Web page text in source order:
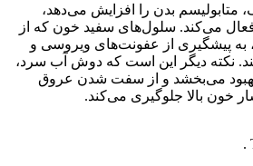
بدن را افزایش می‌دهد،
می‌کند. سلول‌های سفید خون که از
به پیشگیری از عفونت‌های ویروسی و
نکته دیگر این است که دوش آب سرد،
می‌بخشد و از سفت شدن عروق
خون بالا جلوگیری می‌کند.